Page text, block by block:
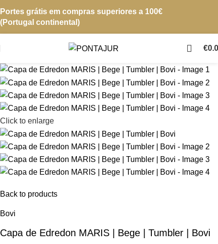
Portes grátis em compras superiores a 100€
(Portugal continental)
€
Click to enlarge
Back to products
Bovi
Capa de Edredon MARIS | Bege | Tumbler | Bovi